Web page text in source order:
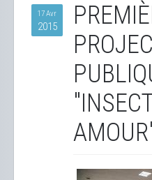
17 Avr
2015